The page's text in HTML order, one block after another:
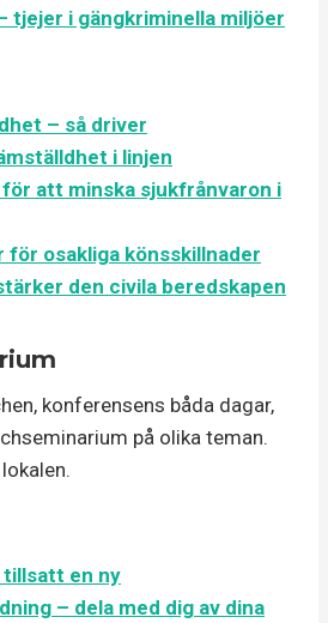
tjejer i gängkriminella miljöer
– så driver
i linjen
för att minska sjukfrånvaron i
för osakliga könsskillnader
den civila beredskapen
konferensens båda dagar,
på olika teman.
tillsatt en ny
– dela med dig av dina